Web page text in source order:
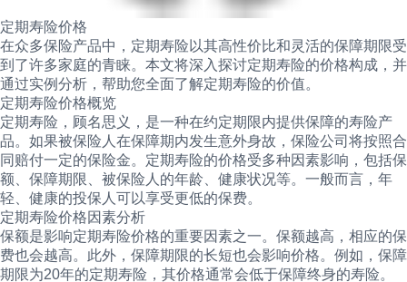
定期寿险价格
在众多保险产品中，定期寿险以其高性价比和灵活的保障期限受
到了许多家庭的青睐。本文将深入探讨定期寿险的价格构成，并
通过实例分析，帮助您全面了解定期寿险的价值。
定期寿险价格概览
定期寿险，顾名思义，是一种在约定期限内提供保障的寿险产
品。如果被保险人在保障期内发生意外身故，保险公司将按照合
同赔付一定的保险金。定期寿险的价格受多种因素影响，包括保
额、保障期限、被保险人的年龄、健康状况等。一般而言，年
轻、健康的投保人可以享受更低的保费。
定期寿险价格因素分析
保额是影响定期寿险价格的重要因素之一。保额越高，相应的保
费也会越高。此外，保障期限的长短也会影响价格。例如，保障
期限为20年的定期寿险，其价格通常会低于保障终身的寿险。